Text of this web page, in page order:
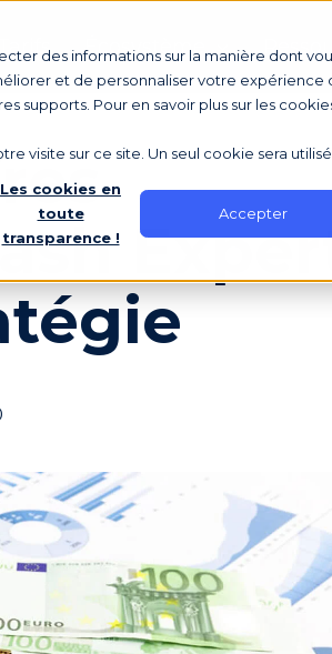
des informations sur la manière dont
et de personnaliser votre expérience
supports. Pour en savoir plus sur les
visite sur ce site. Un seul cookie sera
Les cookies en
toute
transparence !
Accepter
Tarifs Écosystème